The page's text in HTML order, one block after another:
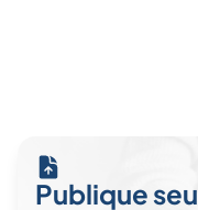
Publique